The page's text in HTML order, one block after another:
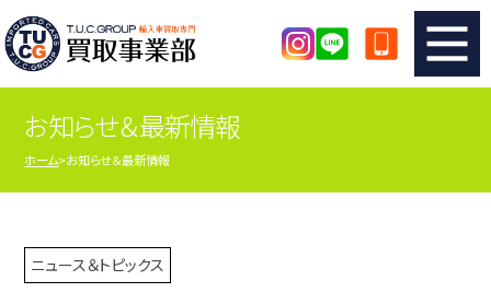
TUCのカンタン査定
査定の注意事項 メーカー別査定フォーム
TUCの買取実績
お知らせ＆最新情報
ホーム お知らせ＆最新情報
ニュース＆トピックス